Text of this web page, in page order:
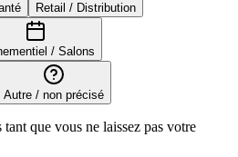
Retail / Distribution
/ Salons
Autre / non précisé
que vous ne laissez pas votre